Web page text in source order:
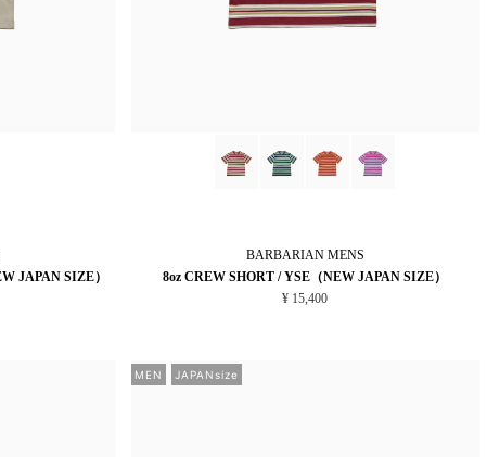
JAPAN SIZE）
BARBARIANMENS
8oz CREW SHORT / YSE（NEW JAPAN SIZE）
¥ 15,400
MEN JAPANsize